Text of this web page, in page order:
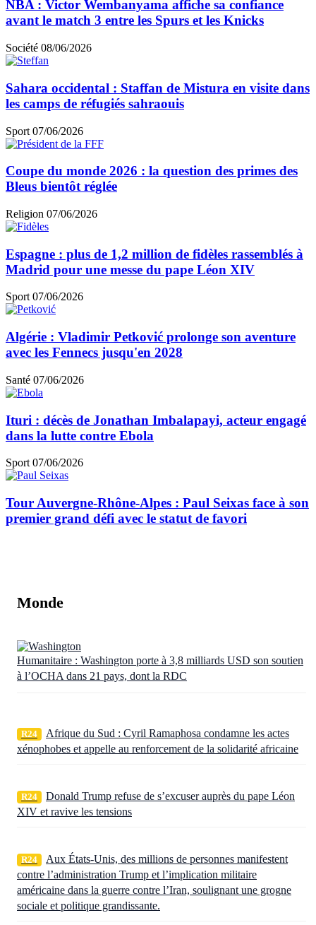
NBA : Victor Wembanyama affiche sa confiance
avant le match 3 entre les Spurs et les Knicks
Société 08/06/2026
Sahara occidental : Staffan de Mistura en visite dans
les camps de réfugiés sahraouis
Sport 07/06/2026
Coupe du monde 2026 : la question des primes des
Bleus bientôt réglée
Religion 07/06/2026
Espagne : plus de 1,2 million de fidèles rassemblés à
Madrid pour une messe du pape Léon XIV
Sport 07/06/2026
Algérie : Vladimir Petković prolonge son aventure
avec les Fennecs jusqu'en 2028
Santé 07/06/2026
Ituri : décès de Jonathan Imbalapayi, acteur engagé
dans la lutte contre Ebola
Sport 07/06/2026
Tour Auvergne-Rhône-Alpes : Paul Seixas face à son
premier grand défi avec le statut de favori
Monde
Humanitaire : Washington porte à 3,8 milliards USD son soutien
à l’OCHA dans 21 pays, dont la RDC
R24
Afrique du Sud : Cyril Ramaphosa condamne les actes
xénophobes et appelle au renforcement de la solidarité africaine
R24
Donald Trump refuse de s’excuser auprès du pape Léon
XIV et ravive les tensions
R24
Aux États‑Unis, des millions de personnes manifestent
contre l’administration Trump et l’implication militaire
américaine dans la guerre contre l’Iran, soulignant une grogne
sociale et politique grandissante.